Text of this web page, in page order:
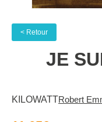
< Retour
JE
KILOWATTRobert